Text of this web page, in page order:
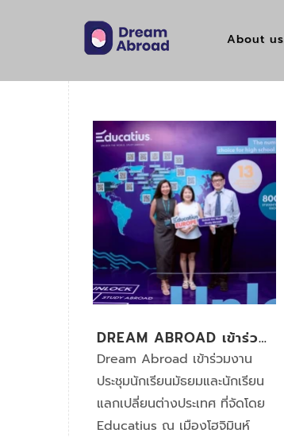
About us
DREAM ABROAD เข้าร่วม
งานประชุม นักเรียนแลก
เปลี่ยนต่างประเทศ กับ
EDUCATIUS
Dream Abroad เข้าร่วมงาน
ประชุมนักเรียนมัธยมและนักเรียน
แลกเปลี่ยนต่างประเทศ ที่จัดโดย
Educatius ณ เมืองโฮจิมินห์